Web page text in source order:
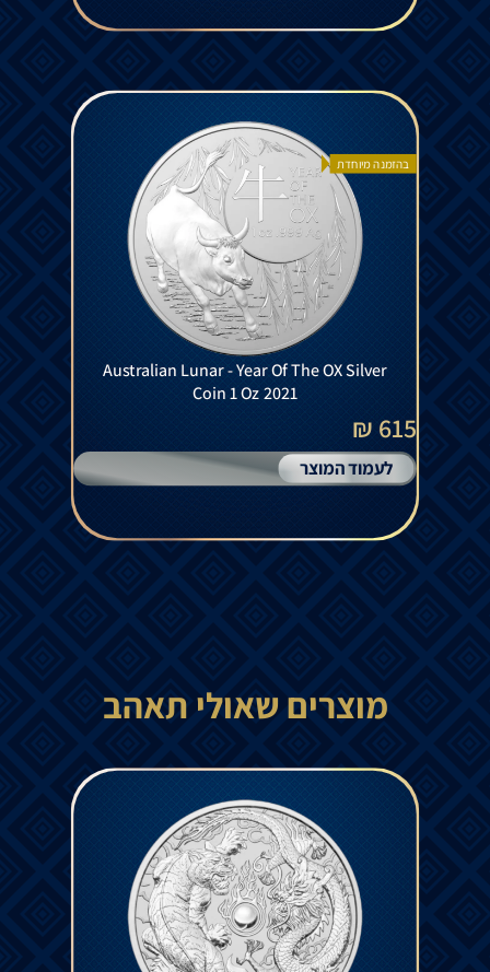
בהזמנה מיוחדת
Australian Lunar - Year Of The OX Silver
Coin 1 Oz 2021
615 ₪
לעמוד המוצר
מוצרים שאולי תאהב